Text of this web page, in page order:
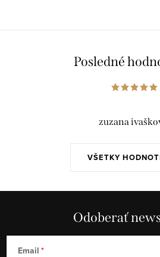
Posledné
VŠETKY
zuzana
Odoberať
Email